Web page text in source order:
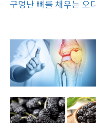
구멍난 뼈를 채우는 오디